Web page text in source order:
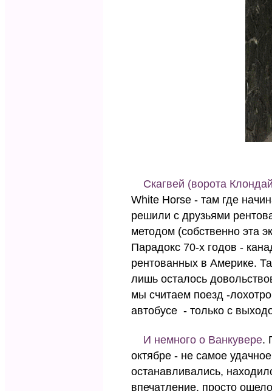
Скагвей (ворота
White Horse - там где
решили с друзьями
методом (собственно эта
Парадокс 70-х годов -
рентованных в Америке.
лишь осталось
мы считаем поезд -
автобусе - только с
И немного о Ванкувере.
октябре - не самое
останавливались,
впечатление, просто